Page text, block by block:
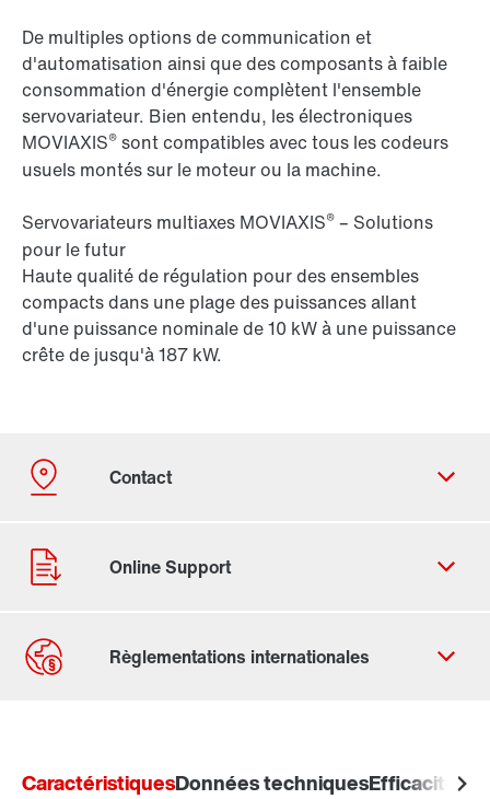
De multiples options de communication et
d'automatisation ainsi que des composants à faible
consommation d'énergie complètent l'ensemble
servovariateur. Bien entendu, les électroniques
MOVIAXIS® sont compatibles avec tous les codeurs
usuels montés sur le moteur ou la machine.
Servovariateurs multiaxes MOVIAXIS® – Solutions
pour le futur
Haute qualité de régulation pour des ensembles
compacts dans une plage des puissances allant
d'une puissance nominale de 10 kW à une puissance
crête de jusqu'à 187 kW.
Adresses dans le monde
CaractéristiquesDonnées techniquesEfficacité